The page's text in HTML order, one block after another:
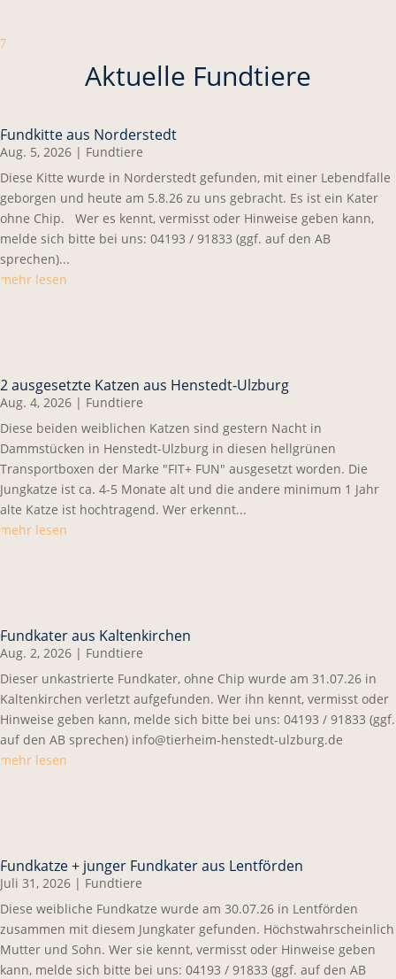
7
Aktuelle Fundtiere
Fundkitte aus Norderstedt
Aug. 5, 2026 | Fundtiere
Diese Kitte wurde in Norderstedt gefunden, mit einer Lebendfalle
geborgen und heute am 5.8.26 zu uns gebracht. Es ist ein Kater
ohne Chip. Wer es kennt, vermisst oder Hinweise geben kann,
melde sich bitte bei uns: 04193 / 91833 (ggf. auf den AB
sprechen)...
mehr lesen
2 ausgesetzte Katzen aus Henstedt-Ulzburg
Aug. 4, 2026 | Fundtiere
Diese beiden weiblichen Katzen sind gestern Nacht in
Dammstücken in Henstedt-Ulzburg in diesen hellgrünen
Transportboxen der Marke "FIT+ FUN" ausgesetzt worden. Die
Jungkatze ist ca. 4-5 Monate alt und die andere minimum 1 Jahr
alte Katze ist hochtragend. Wer erkennt...
mehr lesen
Fundkater aus Kaltenkirchen
Aug. 2, 2026 | Fundtiere
Dieser unkastrierte Fundkater, ohne Chip wurde am 31.07.26 in
Kaltenkirchen verletzt aufgefunden. Wer ihn kennt, vermisst oder
Hinweise geben kann, melde sich bitte bei uns: 04193 / 91833 (ggf.
auf den AB sprechen) info@tierheim-henstedt-ulzburg.de
mehr lesen
Fundkatze + junger Fundkater aus Lentförden
Juli 31, 2026 | Fundtiere
Diese weibliche Fundkatze wurde am 30.07.26 in Lentförden
zusammen mit diesem Jungkater gefunden. Höchstwahrscheinlich
Mutter und Sohn. Wer sie kennt, vermisst oder Hinweise geben
kann, melde sich bitte bei uns: 04193 / 91833 (ggf. auf den AB